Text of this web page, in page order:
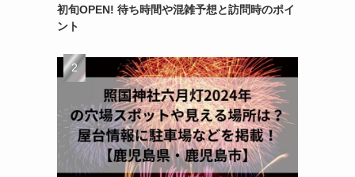
初旬OPEN! 待ち時間や混雑予想と訪問時のポイ
ント